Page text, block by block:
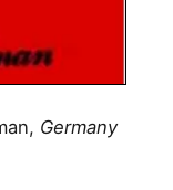
Germany